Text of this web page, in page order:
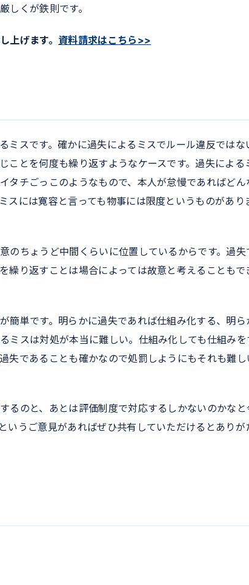
しくが鉄則です。
上げます。 資料請求はこちら>>
ミスです。確かに過失によるミスでルール違反ではな
ことを何度も繰り返すようなケースです。過失による
タチごっこのようなもので、本人が怠慢であればどん
スには寛容と言っても物事には限度というものがあり
のちょうど中間くらいに位置しているからです。過失
繰り返すことは場合によっては故意と考えることもで
簡単です。明らかに過失であれば仕組み化する、明ら
ミスは対処が本当に難しい。仕組み化しても仕組みを
失であることも確かなので処罰しようにもそれも難し
るのと、あとは評価制度で対応するしかないのかなと
いうご意見があればぜひ共有していただけるとありが